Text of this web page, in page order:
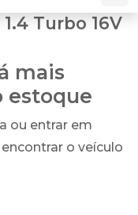
Turbo 16V
mais
estoque
ou entrar em
o veículo